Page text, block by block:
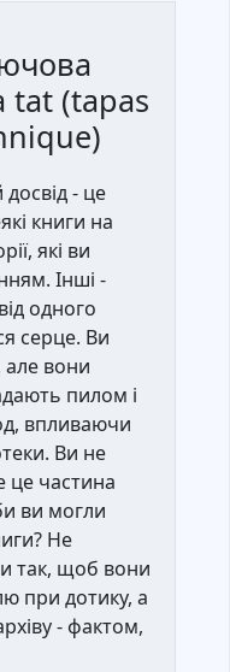
tat (tapas
- це
книги на
які ви
Інші -
одного
серце. Ви
але вони
пилом і
впливаючи
Ви не
це частина
ви могли
Не
так, щоб вони
при дотику, а
- фактом,